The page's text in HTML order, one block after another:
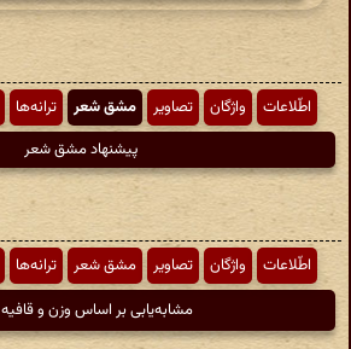
اطّلاعات واژگان تصاویر مشق شعر ترانه‌ها
پیشنهاد مشق شعر
اطّلاعات واژگان تصاویر مشق شعر ترانه‌ها
مشابه‌یابی بر اساس وزن و قافیه